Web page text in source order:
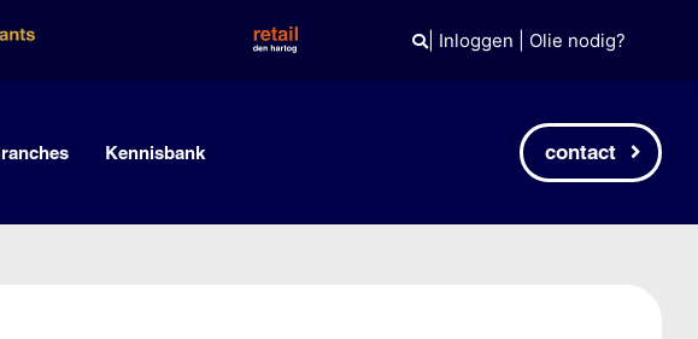
| Inloggen Olie nodig?
Kennisbank contact